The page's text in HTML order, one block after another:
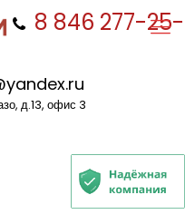
8 846 277-25-
д.13, офис 3